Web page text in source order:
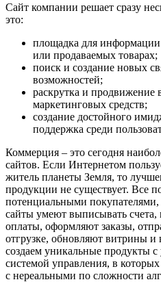
Сайт компании решает сразу
это:
площадка для информации
или продаваемых товарах;
поиск и создание новых
возможностей;
раскрутка и
маркетинговых средств;
создание достойного
поддержка среди
Коммерция – это сегодня
сайтов. Если Интернетом
житель планеты Земля, то
продукции не существует. Все
потенциальными
сайты умеют выписывать
оплаты, оформляют заказы,
отгрузке, обновляют витрины и
создаем уникальные продукты
системой управления, в
с нереальными по сложности